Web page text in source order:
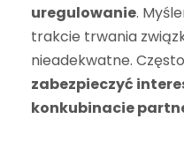
uregulowanie.
trakcie trwania
nieadekwatne.
zabezpieczyć
konkubinacie